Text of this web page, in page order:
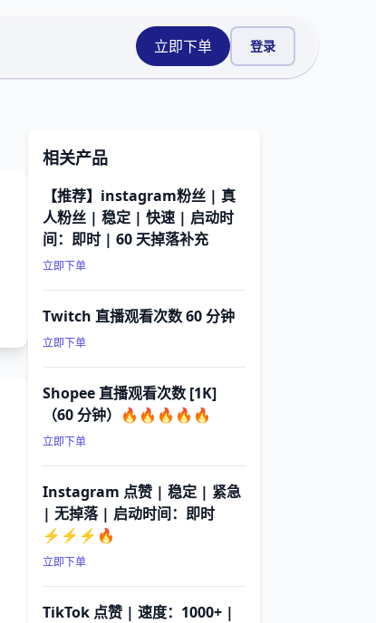
立即下单 登录
相关产品
【推荐】instagram粉丝 | 真
人粉丝 | 稳定 | 快速 | 启动时
间：即时 | 60 天掉落补充
立即下单
Twitch 直播观看次数 60 分钟
立即下单
Shopee 直播观看次数 [1K]
（60 分钟）🔥🔥🔥🔥🔥
立即下单
Instagram 点赞 | 稳定 | 紧急
| 无掉落 | 启动时间：即时
⚡⚡⚡🔥
立即下单
TikTok 点赞 | 速度：1000+ |